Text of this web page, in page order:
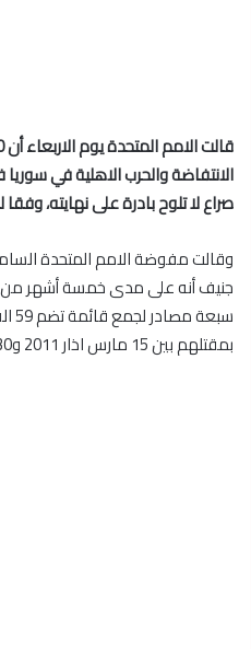
الانتفاضة والحرب الاهلية في
صراع لا تلوح بادرة على نهايته، وفقا
وقالت مفوضة الامم المتحدة
جنيف أنه على مدى خمسة أشهر من
بمقتلهم بين 15 مارس اذار 2011 و30 نوفمبر تشرين الثاني .2012